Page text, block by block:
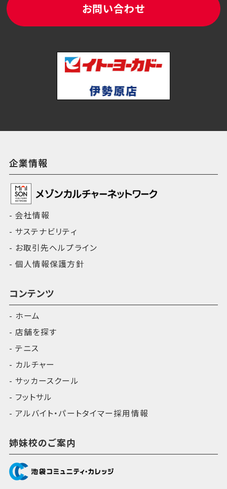
お問い合わせ
企業情報
会社情報
サステナビリティ
お取引先ヘルプライン
個人情報保護方針
コンテンツ
ホーム
店舗を探す
テニス
カルチャー
サッカースクール
フットサル
アルバイト・パートタイマー採用情報
姉妹校のご案内